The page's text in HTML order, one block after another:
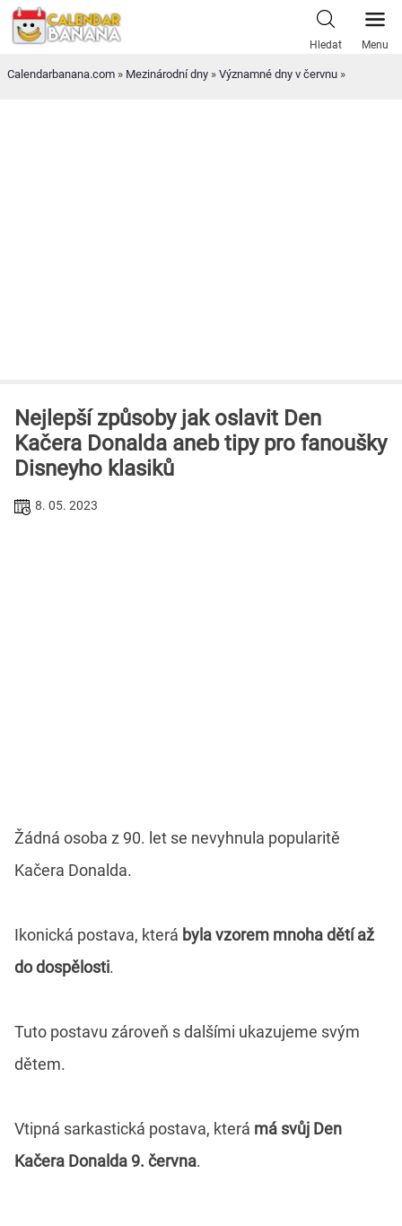
Skip
Hledat Menu
Calendarbanana.com » Mezinárodní dny » Významné dny v červnu »
Nejlepší způsoby jak oslavit Den
Kačera Donalda aneb tipy pro fanoušky
Disneyho klasiků
8. 05. 2023
Žádná osoba z 90. let se nevyhnula popularitě
Kačera Donalda.
Ikonická postava, která byla vzorem mnoha dětí až
do dospělosti.
Tuto postavu zároveň s dalšími ukazujeme svým
dětem.
Vtipná sarkastická postava, která má svůj Den
Kačera Donalda 9. června.